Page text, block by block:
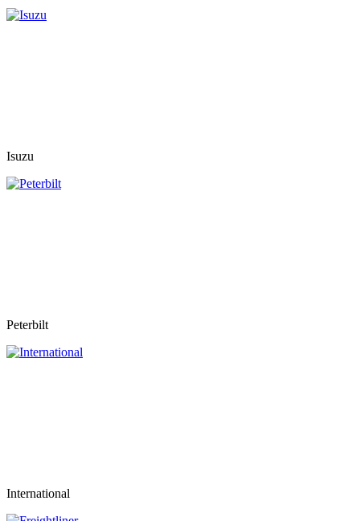
Isuzu
Peterbilt
International